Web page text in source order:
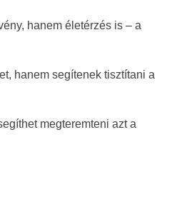
hanem életérzés is – a
hanem segítenek tisztítani a
megteremteni azt a